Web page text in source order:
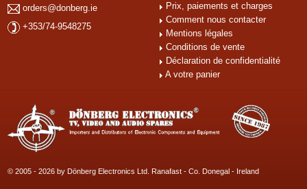
orders@donberg.ie
+353/74-9548275
Prix, paiements et charges
Comment nous contacter
Mentions légales
Conditions de vente
Déclaration de confidentialité
A votre panier
© 2005 - 2026 by Dönberg Electronics Ltd. Ranafast - Co. Donegal - Ireland